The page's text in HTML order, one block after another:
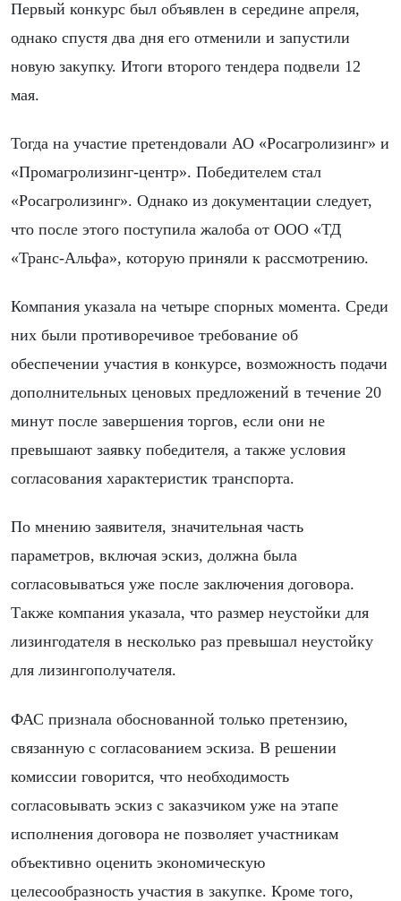
Первый конкурс был объявлен в середине апреля,
однако спустя два дня его отменили и запустили
новую закупку. Итоги второго тендера подвели 12
мая.
Тогда на участие претендовали АО «Росагролизинг» и
«Промагролизинг-центр». Победителем стал
«Росагролизинг». Однако из документации следует,
что после этого поступила жалоба от ООО «ТД
«Транс-Альфа», которую приняли к рассмотрению.
Компания указала на четыре спорных момента. Среди
них были противоречивое требование об
обеспечении участия в конкурсе, возможность подачи
дополнительных ценовых предложений в течение 20
минут после завершения торгов, если они не
превышают заявку победителя, а также условия
согласования характеристик транспорта.
По мнению заявителя, значительная часть
параметров, включая эскиз, должна была
согласовываться уже после заключения договора.
Также компания указала, что размер неустойки для
лизингодателя в несколько раз превышал неустойку
для лизингополучателя.
ФАС признала обоснованной только претензию,
связанную с согласованием эскиза. В решении
комиссии говорится, что необходимость
согласовывать эскиз с заказчиком уже на этапе
исполнения договора не позволяет участникам
объективно оценить экономическую
целесообразность участия в закупке. Кроме того,